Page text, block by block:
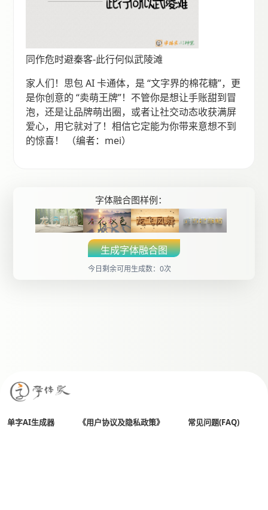
同作危时避秦客-此行何似武陵滩
家人们！思包 AI 卡通体，是 “文字界的棉花糖”，更
是你创意的 “卖萌王牌”！不管你是想让手账甜到冒
泡，还是让品牌萌出圈，或者让社交动态收获满屏
爱心，用它就对了！相信它定能为你带来意想不到
的惊喜！ （编者：mei）
字体融合图样例：
生成字体融合图
今日剩余可用生成数：0次
单字AI生成器 《用户协议及隐私政策》 常见问题(FAQ)